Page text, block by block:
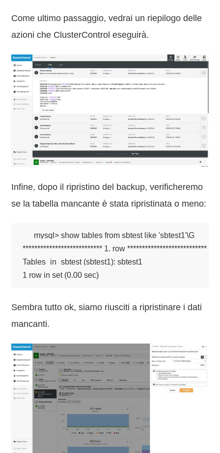
Come ultimo passaggio, vedrai un riepilogo delle
azioni che ClusterControl eseguirà.
Infine, dopo il ripristino del backup, verificheremo
se la tabella mancante è stata ripristinata o meno:
mysql> show tables from sbtest like 'sbtest1'\G
*************************** 1. row ***************************
Tables_in_sbtest (sbtest1): sbtest1
1 row in set (0.00 sec)
Sembra tutto ok, siamo riusciti a ripristinare i dati
mancanti.